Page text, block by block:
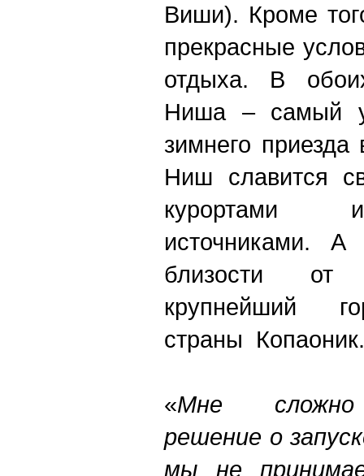
Виши). Кроме
прекрасные
отдыха. В
Ниша – самый
зимнего
Ниш славится
курортами
источниками. А
близости от
крупнейший
страны Копаоник.
«Мне сложно
решение о
мы не